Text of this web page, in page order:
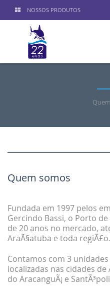
NOSSOS PRODUTOS
Quem somos
Fundada em 1997 pelos
Gercindo Bassi, o Porto
de 20 anos no mercado,
AraÃ§atuba e toda regiÃ£o.
Contamos com 3
localizadas nas cidades
do AracanguÃ¡ e